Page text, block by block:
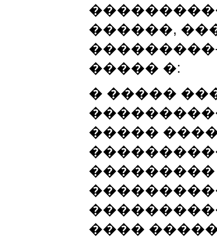
������,
����� �:
� �����
�����
���������
����